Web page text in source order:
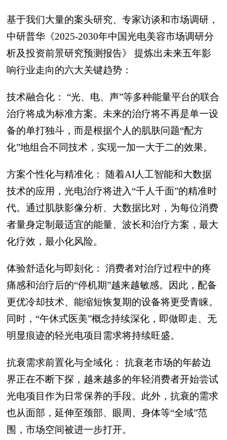
基于我们大量的案头研究、专家访谈和市场调研，
中研普华《2025-2030年中国光电美容市场调研分
析及投资前景研究预测报告》 提炼出未来五年影
响行业走向的六大关键趋势：
技术融合化： “光、电、声”等多种能量平台的联合
治疗将成为标准方案。未来的治疗将不再是单一设
备的单打独斗，而是根据个人的肌肤问题“配方
化”地组合不同技术，实现一加一大于二的效果。
方案个性化与精准化： 随着AI人工智能和大数据
技术的应用，光电治疗将进入“千人千面”的精准时
代。通过肌肤影像分析、大数据比对，为每位消费
者量身定制最适宜的能量、波长和治疗方案，最大
化疗效，最小化风险。
体验舒适化与即刻化： 消费者对治疗过程中的疼
痛感和治疗后的“停机期”越来越敏感。因此，配备
更优冷却技术、能缩短恢复期的设备将更受青睐。
同时，“午休式医美”概念持续深化，即做即走、无
明显痕迹的轻光电项目需求将持续旺盛。
抗衰需求前置化与全域化： 抗衰老市场的年龄边
界正在不断下探，越来越多的年轻消费者开始尝试
光电项目作为日常保养的手段。此外，抗衰的需求
也从面部，延伸至颈部、眼周、身体等“全域”范
围，市场空间被进一步打开。